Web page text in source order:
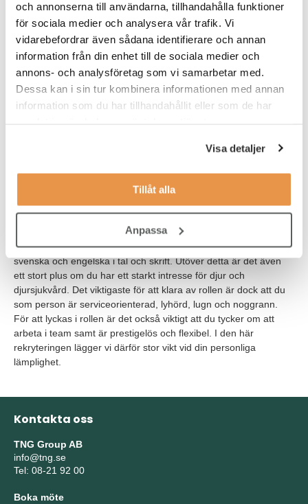
och annonserna till användarna, tillhandahålla funktioner
för sociala medier och analysera vår trafik. Vi
vidarebefordrar även sådana identifierare och annan
information från din enhet till de sociala medier och
annons- och analysföretag som vi samarbetar med.
Dessa kan i sin tur kombinera informationen med annan
information som du har tillhandahållit eller som de har
Visa detaljer
Tillåt alla
Anpassa
Tjänsten är placerad nära goda kommunikationer och du
erbjuds en fast lön samt ob-tillägg.
VEM ÄR DU?
Vi ser gärna att du har tidigare erfarenhet av arbete inom växel,
för att arbeta med service och telefoni och har du även tidigare
för rollen. Ett krav för rollen är dock att du har utbildning
och/eller erfarenhet av arbete som djursjuksköterska eller
djursjukvårdare eller liknande erfarenhet från arbete i djurbutik.
Eftersom tjänsten innebär många kontaktytor är det av stor vikt
att du är kommunikativ och relationsbyggande samt hanterar
svenska och engelska i tal och skrift. Utöver detta är det även
ett stort plus om du har ett starkt intresse för djur och
djursjukvård. Det viktigaste för att klara av rollen är dock att du
som person är serviceorienterad, lyhörd, lugn och noggrann.
För att lyckas i rollen är det också viktigt att du tycker om att
arbeta i team samt är prestigelös och flexibel. I den här
rekryteringen lägger vi därför stor vikt vid din personliga
lämplighet.
Kontakta oss
TNG Group AB
info@tng.se
Tel: 08-21 92 00
Boka möte